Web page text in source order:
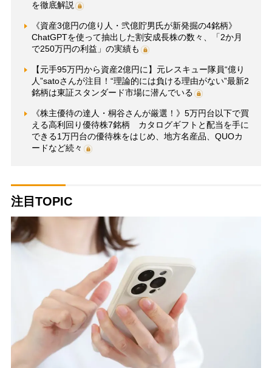
を徹底解説
《資産3億円の億り人・弐億貯男氏が新発掘の4銘柄》
ChatGPTを使って抽出した割安成長株の数々、「2か月
で250万円の利益」の実績も
【元手95万円から資産2億円に】元レスキュー隊員“億り
人”satoさんが注目！“理論的には負ける理由がない”最新2
銘柄は東証スタンダード市場に潜んでいる
《株主優待の達人・桐谷さんが厳選！》5万円台以下で買
える高利回り優待株7銘柄 カタログギフトと配当を手に
できる1万円台の優待株をはじめ、地方名産品、QUOカ
ードなど続々
注目TOPIC